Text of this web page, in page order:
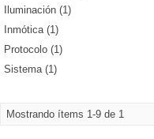
Iluminación (1)
Inmótica (1)
Protocolo (1)
Sistema (1)
Mostrando ítems 1-9 de 1